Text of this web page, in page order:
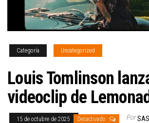
Categoría Uncategorized
Louis Tomlinson
videoclip de
15 de octubre de 2025 Desactivado Por